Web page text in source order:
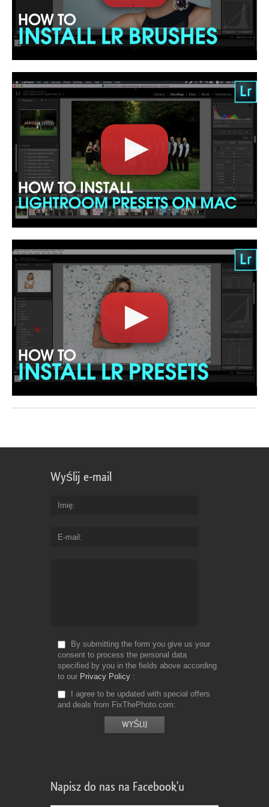
Wyślij e-mail
Imię
E-mail
By submitting the form you give us your
consent to process the personal data
specified by you in the fields above according
to our Privacy Policy
I agree to be updated with special offers
and deals from FixThePhoto.com
Napisz do nas na Facebook'u